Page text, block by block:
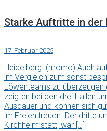
Starke Auftritte in der
17. Februar 2025
Heidelberg. (momo) Auch
im Vergleich zum sonst
Löwenteams zu überzeugen
zeigten bei den drei
Ausdauer und können sich
im Freien freuen. Der dritte
Kirchheim statt, war […]